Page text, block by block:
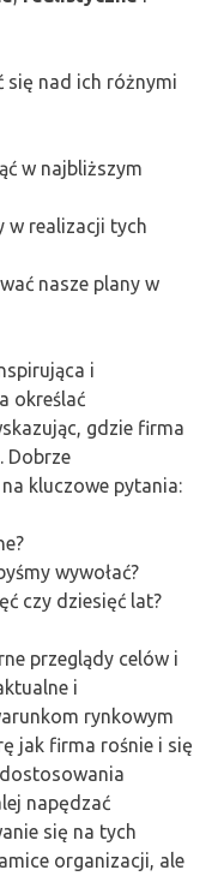
się nad ich różnymi
w najbliższym
w realizacji tych
nasze plany w
i
określać
gdzie firma
Dobrze
kluczowe pytania:
wywołać?
czy dziesięć lat?
przeglądy celów i
i
rynkowym
jak firma rośnie i się
napędzać
się na tych
organizacji, ale